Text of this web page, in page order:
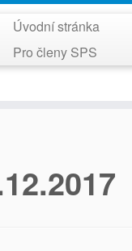
Úvodní stránka
Pro členy SPS